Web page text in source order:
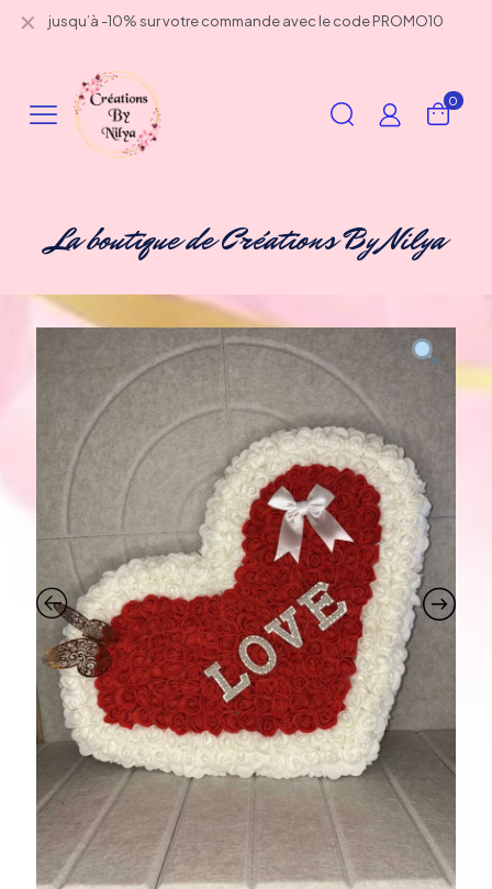
jusqu’à -10% sur votre commande avec le code PROMO10
✕
0
La boutique de Créations By Nilya